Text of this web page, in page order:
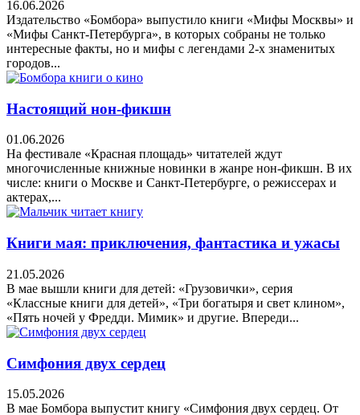
16.06.2026
Издательство «Бомбора» выпустило книги «Мифы Москвы» и
«Мифы Санкт-Петербурга», в которых собраны не только
интересные факты, но и мифы с легендами 2-х знаменитых
городов...
Настоящий нон-фикшн
01.06.2026
На фестивале «Красная площадь» читателей ждут
многочисленные книжные новинки в жанре нон-фикшн. В их
числе: книги о Москве и Санкт-Петербурге, о режиссерах и
актерах,...
Книги мая: приключения, фантастика и ужасы
21.05.2026
В мае вышли книги для детей: «Грузовички», серия
«Классные книги для детей», «Три богатыря и свет клином»,
«Пять ночей у Фредди. Мимик» и другие. Впереди...
Симфония двух сердец
15.05.2026
В мае Бомбора выпустит книгу «Симфония двух сердец. От